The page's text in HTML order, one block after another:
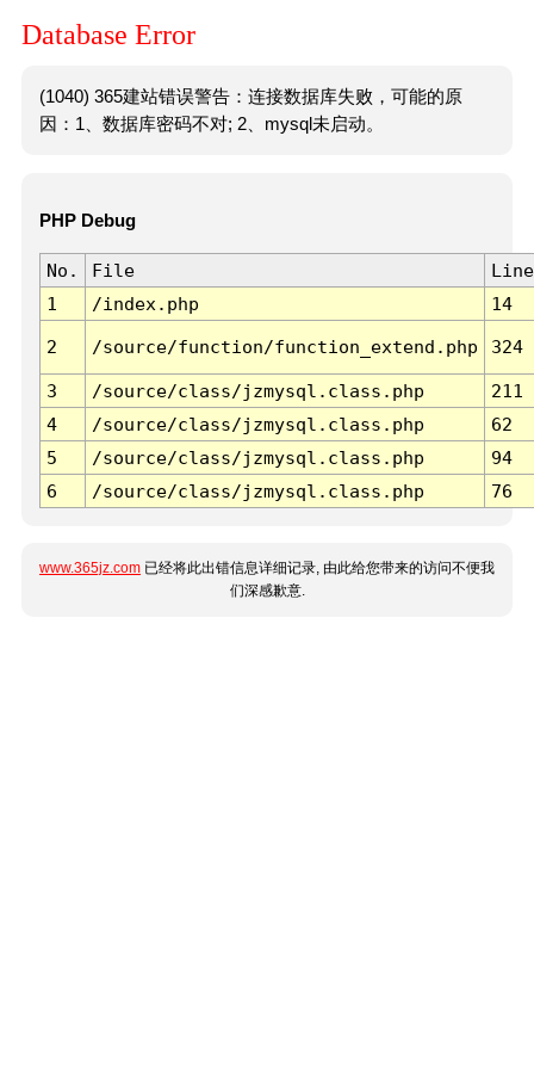
Database Error
(1040) 365建站错误警告：连接数据库失败，可能的原
因：1、数据库密码不对; 2、mysql未启动。
PHP Debug
No. File
Line
1
/index.php 14
2 /source/function/function_extend.php 324
3 /source/class/jzmysql.class.php
211
4
/source/class/jzmysql.class.php
62
5
/source/class/jzmysql.class.php
94
6
/source/class/jzmysql.class.php 76
www.365jz.com 已经将此出错信息详细记录, 由此给您带来的访问不便我
们深感歉意.